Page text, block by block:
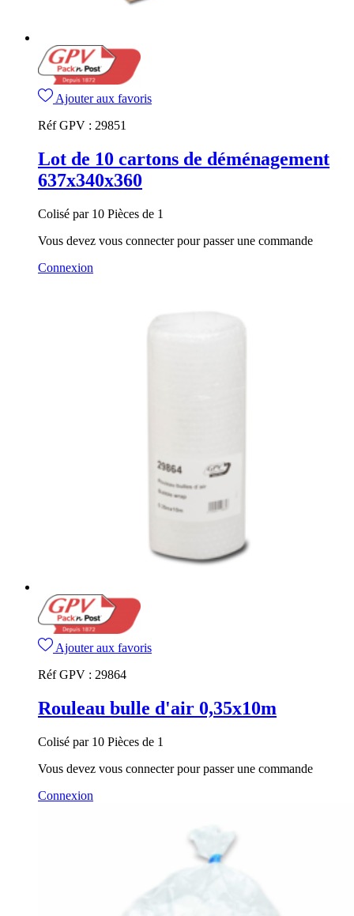
Ajouter aux favoris
Réf GPV : 29851
Lot de 10 cartons de déménagement
637x340x360
Colisé par 10 Pièces de 1
Vous devez vous connecter pour passer une commande
Connexion
Ajouter aux favoris
Réf GPV : 29864
Rouleau bulle d'air 0,35x10m
Colisé par 10 Pièces de 1
Vous devez vous connecter pour passer une commande
Connexion